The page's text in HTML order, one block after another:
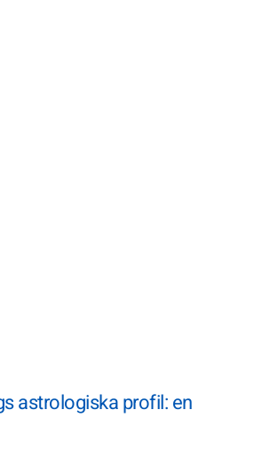
astrologiska profil: en